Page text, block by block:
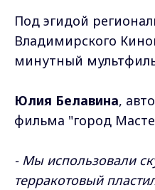
Под эгидой
Владимирского
минутный
Юлия Белавина,
фильма "город
- Мы использовали
терракотовый